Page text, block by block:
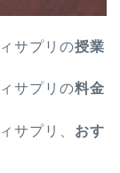
サプリの授業
サプリの料金
サプリ、 おす